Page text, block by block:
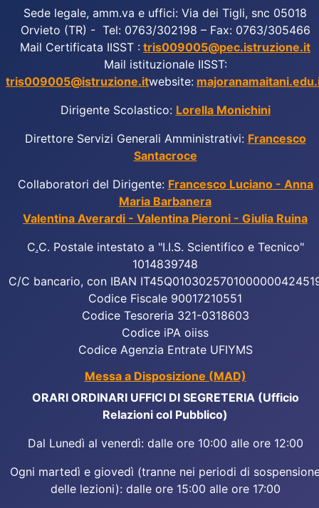
Sede legale, amm.va e uffici: Via dei Tigli, snc 05018
Orvieto (TR) - Tel: 0763/302198 – Fax: 0763/305466
Mail Certificata IISST : tris009005@pec.istruzione.it
Mail istituzionale IISST:
tris009005@istruzione.itwebsite:
Dirigente Scolastico: Lorella Monichini
Direttore Servizi Generali Amministrativi: Francesco
Santacroce
Collaboratori del Dirigente: Francesco Luciano - Anna
Maria Barbanera
Valentina Averardi - Valentina Pieroni - Giulia Ruina
C.C. Postale intestato a "I.I.S. Scientifico e Tecnico"
1014839748
C/C bancario, con IBAN
Codice Fiscale 90017210551
Codice Tesoreria 321-0318603
Codice iPA oiiss
Codice Agenzia Entrate UFIYMS
Messa a Disposizione (MAD)
ORARI ORDINARI UFFICI DI SEGRETERIA (Ufficio
Relazioni col Pubblico)
Dal Lunedì al venerdì: dalle ore 10:00 alle ore 12:00
Ogni martedì e giovedì (tranne nei periodi di
delle lezioni): dalle ore 15:00 alle ore 17:00